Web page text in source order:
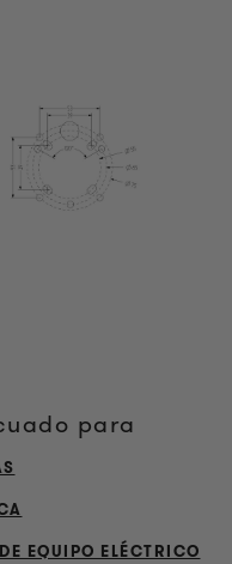
para
EQUIPO ELÉCTRICO